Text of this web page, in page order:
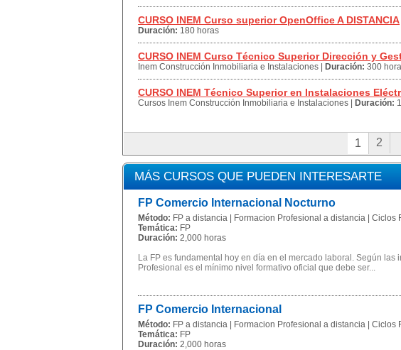
CURSO INEM Curso superior OpenOffice A DISTANCIA
Duración: 180 horas
CURSO INEM Curso Técnico Superior Dirección y
Inem Construcción Inmobiliaria e Instalaciones
Duración: 300
CURSO INEM Técnico Superior en Instalaciones
Cursos Inem Construcción Inmobiliaria e Instalaciones
Duración:
1 2
MÁS CURSOS QUE PUEDEN INTERESARTE
FP Comercio Internacional Nocturno
Método: FP a distancia | Formacion Profesional a distancia | Ciclos
Temática: FP
Duración: 2,000 horas
La FP es fundamental hoy en día en el mercado laboral. Según
Profesional es el mínimo nivel formativo oficial que debe ser...
FP Comercio Internacional
Método: FP a distancia | Formacion Profesional a distancia | Ciclos
Temática: FP
Duración: 2,000 horas